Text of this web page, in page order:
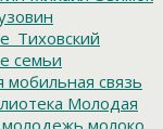
семьи
мобильная связь
Молодая
молодежь молоко